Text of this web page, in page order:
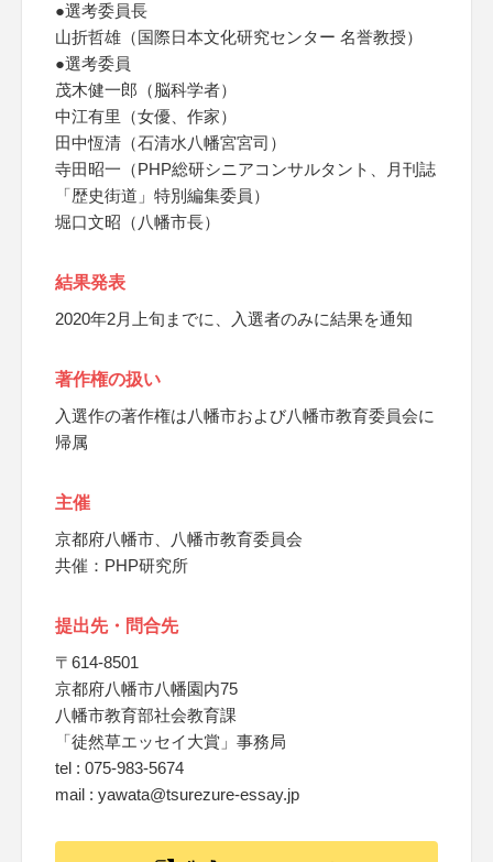
●選考委員長
山折哲雄（国際日本文化研究センター 名誉教授）
●選考委員
茂木健一郎（脳科学者）
中江有里（女優、作家）
田中恆清（石清水八幡宮宮司）
寺田昭一（PHP総研シニアコンサルタント、月刊誌
「歴史街道」特別編集委員）
堀口文昭（八幡市長）
結果発表
2020年2月上旬までに、入選者のみに結果を通知
著作権の扱い
入選作の著作権は八幡市および八幡市教育委員会に
帰属
主催
京都府八幡市、八幡市教育委員会
共催：PHP研究所
提出先・問合先
〒614-8501
京都府八幡市八幡園内75
八幡市教育部社会教育課
「徒然草エッセイ大賞」事務局
tel : 075-983-5674
mail : yawata@tsurezure-essay.jp